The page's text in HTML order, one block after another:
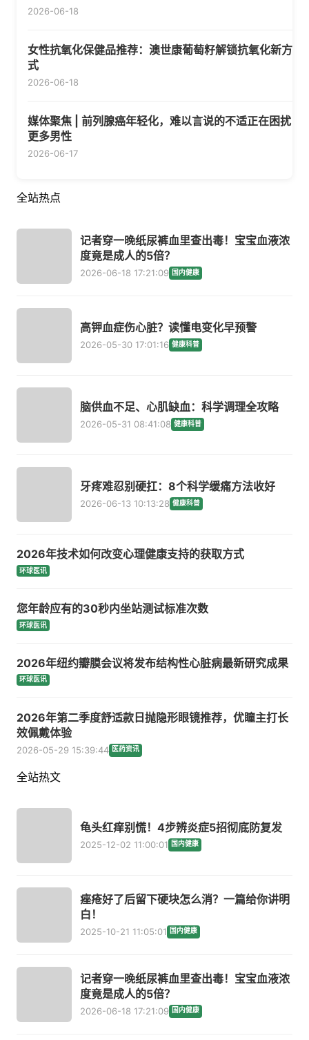
2026-06-18
女性抗氧化保健品推荐：澳世康葡萄籽解锁抗氧化新方
式
2026-06-18
媒体聚焦 | 前列腺癌年轻化，难以言说的不适正在困扰
更多男性
2026-06-17
全站热点
记者穿一晚纸尿裤血里查出毒！宝宝血液浓
度竟是成人的5倍？
2026-06-18 17:21:09 国内健康
高钾血症伤心脏？读懂电变化早预警
2026-05-30 17:01:16 健康科普
脑供血不足、心肌缺血：科学调理全攻略
2026-05-31 08:41:08 健康科普
牙疼难忍别硬扛：8个科学缓痛方法收好
2026-06-13 10:13:28 健康科普
2026年技术如何改变心理健康支持的获取方式
环球医讯
您年龄应有的30秒内坐站测试标准次数
环球医讯
2026年纽约瓣膜会议将发布结构性心脏病最新研究成果
环球医讯
2026年第二季度舒适款日抛隐形眼镜推荐，优瞳主打长
效佩戴体验
2026-05-29 15:39:44 医药资讯
全站热文
龟头红痒别慌！4步辨炎症5招彻底防复发
2025-12-02 11:00:01 国内健康
痤疮好了后留下硬块怎么消？一篇给你讲明
白！
2025-10-21 11:05:01 国内健康
记者穿一晚纸尿裤血里查出毒！宝宝血液浓
度竟是成人的5倍？
2026-06-18 17:21:09 国内健康